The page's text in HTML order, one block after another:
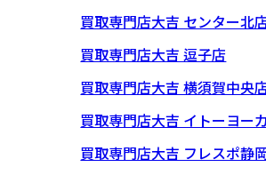
買取専門店大吉 センター北
買取専門店大吉 逗子店
買取専門店大吉 横須賀中央
買取専門店大吉 イトーヨー
買取専門店大吉 フレスポ静